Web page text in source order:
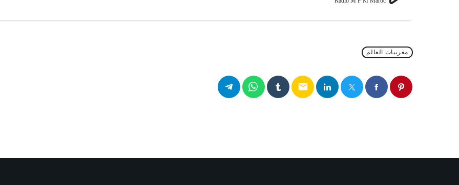
مغربيات العالم
email